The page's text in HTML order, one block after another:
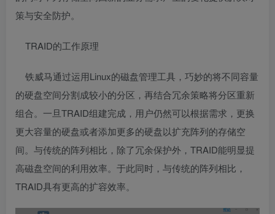
策与安全防护。
TRAID的工作原理
铁威马通过运用Linux的磁盘管理工具，巧妙的将不同容量
的硬盘空间分割成较小的分区，再结合冗余策略将分区重新
组合。一旦TRAID组建完成，用户仍然可以根据需求，更换
更大容量的硬盘或者添加更多的硬盘以扩充阵列的存储空
间。与传统的阵列相比，除了冗余保护外，TRAID能明显提
高磁盘空间的利用效率。于此同时，与传统的阵列相比，
TRAID具有更高的扩容效率。